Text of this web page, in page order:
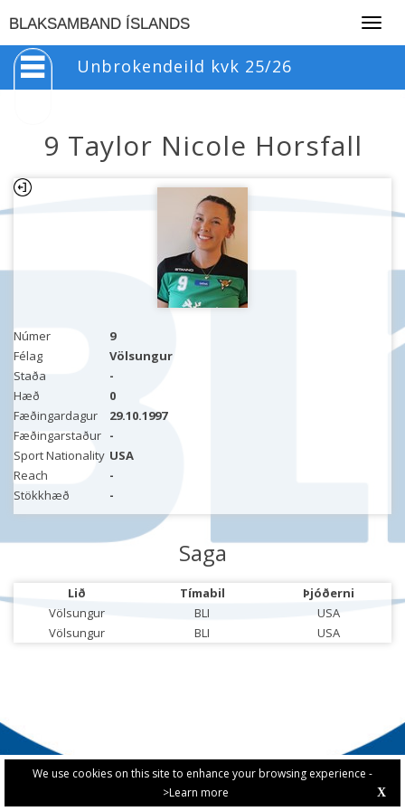
We use cookies on this site to enhance your browsing experience -
>Learn more
X
BLAKSAMBAND ÍSLANDS
Unbrokendeild kvk 25/26
9 Taylor Nicole Horsfall
Númer
9
Félag
Völsungur
Staða
-
Hæð
0
Fæðingardagur
29.10.1997
Fæðingarstaður -
Sport Nationality USA
Reach
-
Stökkhæð
-
Saga
Lið Tímabil
Þjóðerni
Völsungur
BLI
USA
Völsungur
BLI USA